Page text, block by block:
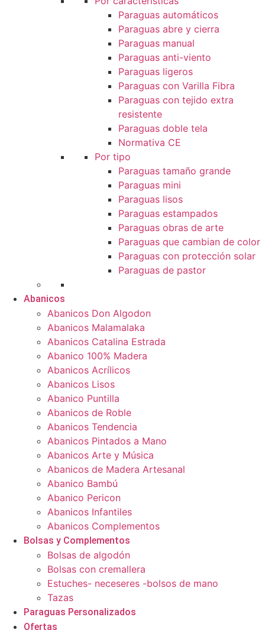
Paraguas automáticos
Paraguas abre y cierra
Paraguas manual
Paraguas anti-viento
Paraguas ligeros
Paraguas con Varilla Fibra
Paraguas con tejido extra
resistente
Paraguas doble tela
Normativa CE
Por tipo
Paraguas tamaño grande
Paraguas mini
Paraguas lisos
Paraguas estampados
Paraguas obras de arte
Paraguas que cambian de color
Paraguas con protección solar
Paraguas de pastor
Abanicos
Abanicos Don Algodon
Abanicos Malamalaka
Abanicos Catalina Estrada
Abanico 100% Madera
Abanicos Acrílicos
Abanicos Lisos
Abanico Puntilla
Abanicos de Roble
Abanicos Tendencia
Abanicos Pintados a Mano
Abanicos Arte y Música
Abanicos de Madera Artesanal
Abanico Bambú
Abanico Pericon
Abanicos Infantiles
Abanicos Complementos
Bolsas y Complementos
Bolsas de algodón
Bolsas con cremallera
Estuches- neceseres -bolsos de mano
Tazas
Paraguas Personalizados
Ofertas